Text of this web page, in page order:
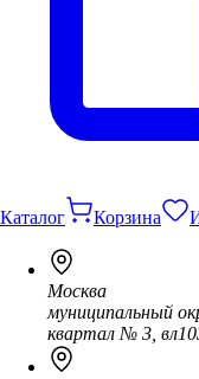
Каталог Корзина
Москва
муниципальный
квартал № 3,